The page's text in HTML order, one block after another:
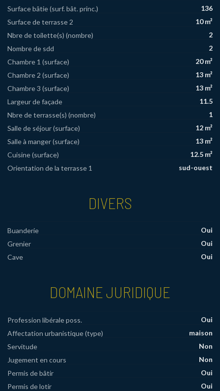
Surface bâtie (surf. bât. princ.)
136
Surface de terrasse 2
10 m²
Nbre de toilette(s) (nombre)
2
Nombre de sdd
2
Chambre 1 (surface)
20 m²
Chambre 2 (surface)
13 m²
Chambre 3 (surface)
13 m²
Largeur de façade
11.5
Nbre de terrasse(s) (nombre)
1
Salle de séjour (surface)
12 m²
Salle à manger (surface)
13 m²
Cuisine (surface)
12.5 m²
Orientation de la terrasse 1
sud-ouest
DIVERS
Buanderie
Oui
Grenier
Oui
Cave
Oui
DOMAINE JURIDIQUE
Profession libérale poss.
Oui
Affectation urbanistique (type)
maison
Servitude
Non
Jugement en cours
Non
Permis de bâtir
Oui
Permis de lotir
Oui